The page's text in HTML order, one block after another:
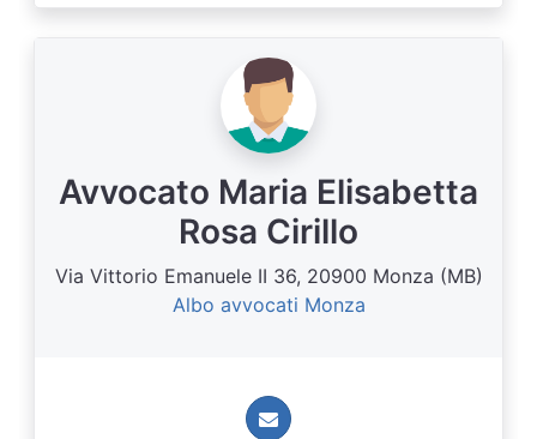
Avvocato Maria Elisabetta
Rosa Cirillo
Via Vittorio Emanuele II 36, 20900 Monza (MB)
Albo avvocati Monza